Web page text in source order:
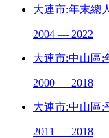
大連市:年末總
2004 — 2022
大連市:中山區:
2000 — 2018
大連市:中山區:
2011 — 2018